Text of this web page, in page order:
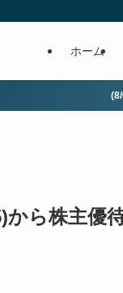
ホーム
から株主優